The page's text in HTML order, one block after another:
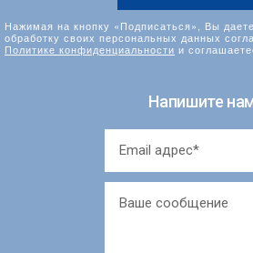
Нажимая на кнопку «Подписаться», Вы
обработку своих персональных данных
Политике конфиденциальности и
Напишите